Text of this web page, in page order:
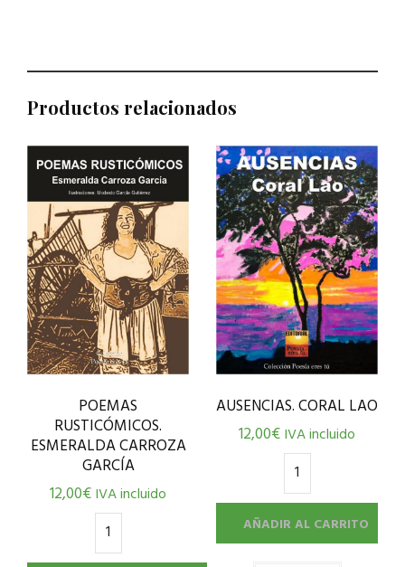
Productos relacionados
POEMAS
RUSTICÓMICOS.
ESMERALDA CARROZA
GARCÍA
12,00€IVA incluido
AUSENCIAS. CORAL LAO
12,00€IVA incluido
AÑADIR AL CARRITO